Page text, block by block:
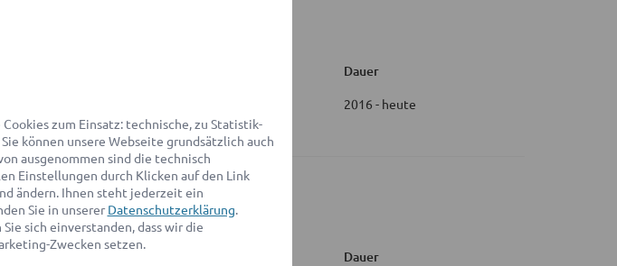
Dauer
2016 - heute
Dauer
zum Einsatz: technische, zu Statistik-
können unsere Webseite grundsätzlich auch
ausgenommen sind die technisch
Einstellungen durch Klicken auf den Link
ändern. Ihnen steht jederzeit ein
Sie in unserer Datenschutzerklärung.
sich einverstanden, dass wir die
Zwecken setzen.